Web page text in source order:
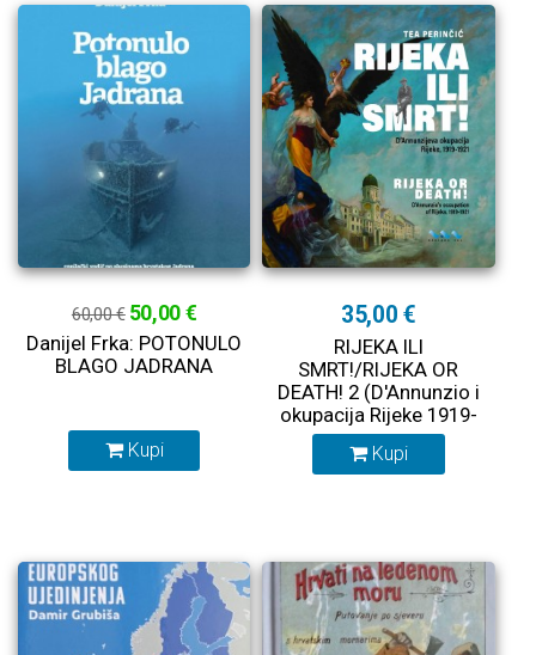
60,00 € 50,00 €
Danijel Frka: POTONULO
BLAGO JADRANA
Kupi
35,00 €
RIJEKA ILI
SMRT!/RIJEKA OR
DEATH! 2 (D'Annunzio i
okupacija Rijeke 1919-
1921)
Kupi